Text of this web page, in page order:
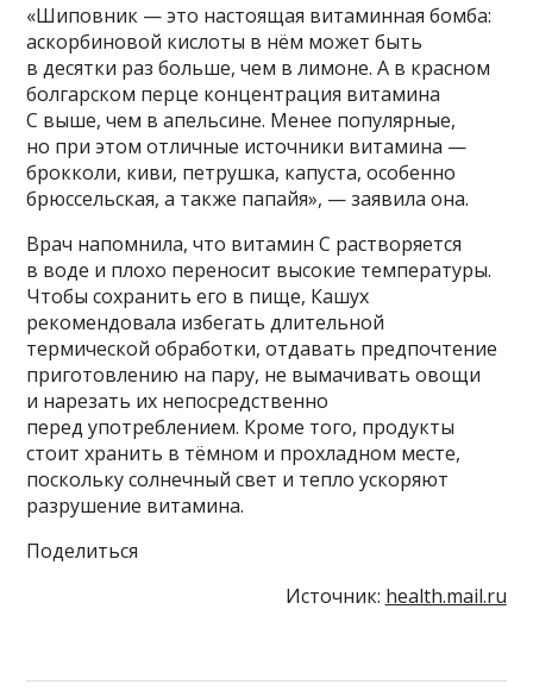
«Шиповник — это настоящая витаминная бомба:
аскорбиновой кислоты в нём может быть
в десятки раз больше, чем в лимоне. А в красном
болгарском перце концентрация витамина
C выше, чем в апельсине. Менее популярные,
но при этом отличные источники витамина —
брокколи, киви, петрушка, капуста, особенно
брюссельская, а также папайя», — заявила она.
Врач напомнила, что витамин C растворяется
в воде и плохо переносит высокие температуры.
Чтобы сохранить его в пище, Кашух
рекомендовала избегать длительной
термической обработки, отдавать предпочтение
приготовлению на пару, не вымачивать овощи
и нарезать их непосредственно
перед употреблением. Кроме того, продукты
стоит хранить в тёмном и прохладном месте,
поскольку солнечный свет и тепло ускоряют
разрушение витамина.
Поделиться
Источник: health.mail.ru